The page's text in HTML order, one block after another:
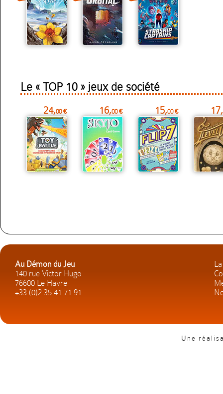
Le « TOP 10 » jeux de société
24,00 € 16,00 € 15,00 € 17,
Au Démon du Jeu
140 rue Victor Hugo
76600 Le Havre
+33.(0)2.35.41.71.91
Une